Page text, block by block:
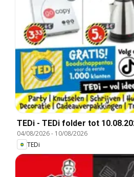
TEDi - TEDi folder tot
04/08/2026- 10/08/2026
TEDi